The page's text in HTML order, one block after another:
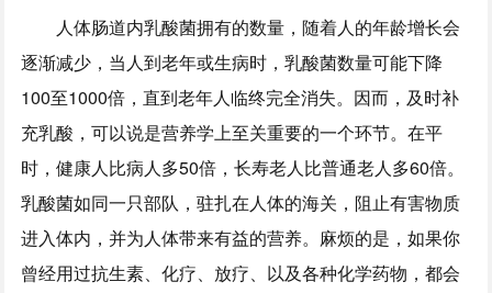
人体肠道内乳酸菌拥有的数量，随着人的年龄增长会
逐渐减少，当人到老年或生病时，乳酸菌数量可能下降
100至1000倍，直到老年人临终完全消失。因而，及时补
充乳酸，可以说是营养学上至关重要的一个环节。在平
时，健康人比病人多50倍，长寿老人比普通老人多60倍。
乳酸菌如同一只部队，驻扎在人体的海关，阻止有害物质
进入体内，并为人体带来有益的营养。麻烦的是，如果你
曾经用过抗生素、化疗、放疗、以及各种化学药物，都会